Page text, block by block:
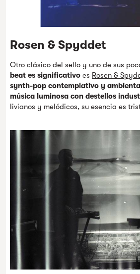
Rosen & Spyddet
Otro clásico del sello y uno de sus
beat es significativo es Rosen &
synth-pop contemplativo y
música luminosa con destellos
livianos y melódicos, su esencia es